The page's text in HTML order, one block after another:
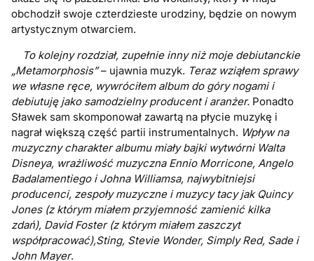
obchodził swoje czterdzieste urodziny, będzie on nowym
artystycznym otwarciem.
To kolejny rozdział, zupełnie inny niż moje debiutanckie
„Metamorphosis”– ujawnia muzyk. Teraz wziąłem sprawy
we własne ręce, wywróciłem album do góry nogami i
debiutuję jako samodzielny producent i aranżer. Ponadto
Sławek sam skomponował zawartą na płycie muzykę i
nagrał większą część partii instrumentalnych. Wpływ na
muzyczny charakter albumu miały bajki wytwórni Walta
Disneya, wrażliwość muzyczna Ennio Morricone, Angelo
Badalamentiego i Johna Williamsa, najwybitniejsi
producenci, zespoły muzyczne i muzycy tacy jak Quincy
Jones (z którym miałem przyjemność zamienić kilka
zdań), David Foster (z którym miałem zaszczyt
współpracować),Sting, Stevie Wonder, Simply Red, Sade i
John Mayer.